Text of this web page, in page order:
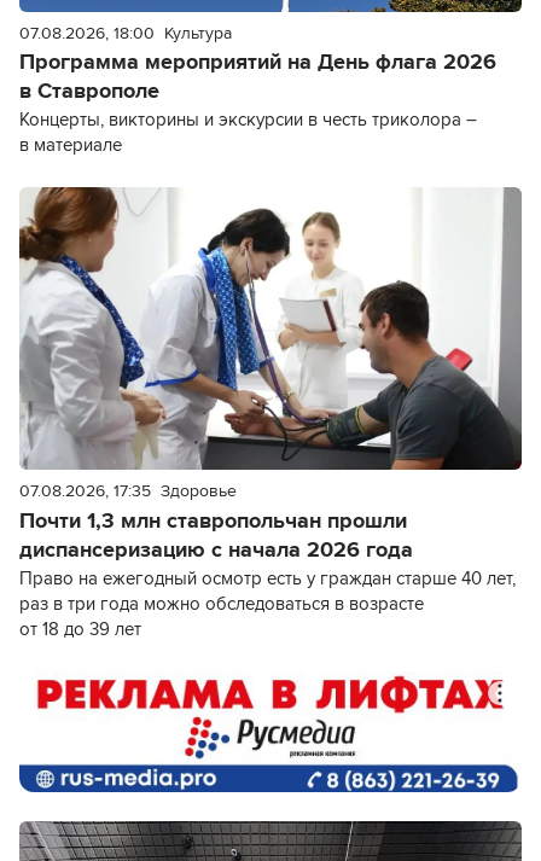
07.08.2026, 18:00 Культура
Программа мероприятий на День флага 2026
в Ставрополе
Концерты, викторины и экскурсии в честь триколора –
в материале
07.08.2026, 17:35 Здоровье
Почти 1,3 млн ставропольчан прошли
диспансеризацию с начала 2026 года
Право на ежегодный осмотр есть у граждан старше 40 лет,
раз в три года можно обследоваться в возрасте
от 18 до 39 лет